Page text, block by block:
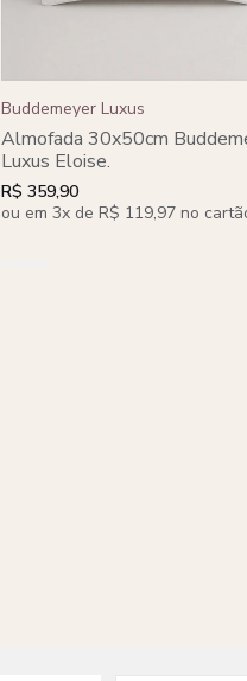
Buddemeyer Luxus
Almofada 30x50cm
Luxus Eloise.
R$ 359,90
ou em 3x de R$ 119,97 no